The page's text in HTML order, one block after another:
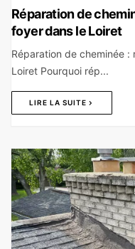
Réparation de
foyer dans le Loiret
Réparation de cheminée
Loiret Pourquoi rép...
LIRE LA SUITE